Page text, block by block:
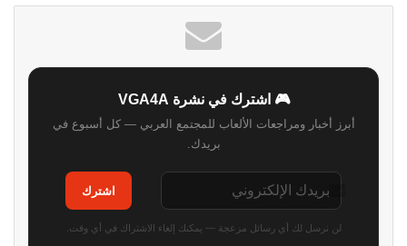
🎮 اشترك في نشرة VGA4A
أبرز أخبار ومراجعات الألعاب للمجتمع العربي — كل أسبوع في
بريدك.
اشترك
لن نرسل لك أي رسائل مزعجة — يمكنك إلغاء الاشتراك في أي وقت.